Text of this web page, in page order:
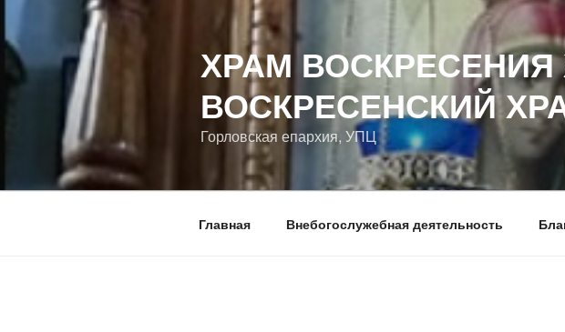
содержимому
ХРАМ ВОСКРЕСЕНИЯ
ВОСКРЕСЕНСКИЙ
Горловская епархия, УПЦ
Главная Внебогослужебная деятельность